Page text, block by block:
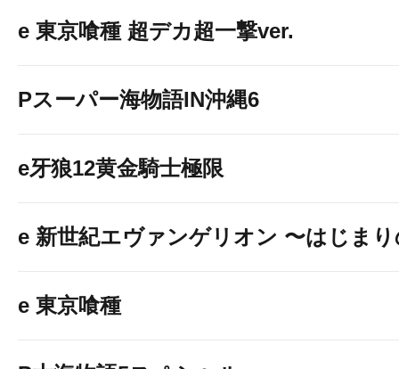
e 東京喰種 超デカ超一撃ver.
Pスーパー海物語IN沖縄6
e牙狼12黄金騎士極限
e 新世紀エヴァンゲリオン 〜はじま
e 東京喰種